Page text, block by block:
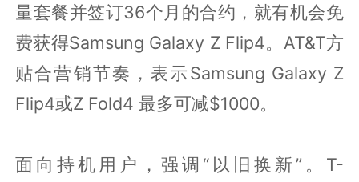
量套餐并签订36个月的合约，就有机会免
费获得Samsung Galaxy Z Flip4。AT&T方
贴合营销节奏，表示Samsung Galaxy Z
Flip4或Z Fold4 最多可减$1000。
面向持机用户，强调“以旧换新”。T-